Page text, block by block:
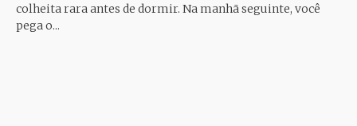
colheita rara antes de dormir. Na manhã seguinte, você
pega o...